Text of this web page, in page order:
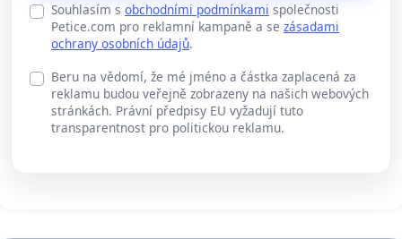
Souhlasím s obchodními podmínkami společnosti
Petice.com pro reklamní kampaně a se zásadami
ochrany osobních údajů.
Beru na vědomí, že mé jméno a částka zaplacená za
reklamu budou veřejně zobrazeny na našich webových
stránkách. Právní předpisy EU vyžadují tuto
transparentnost pro politickou reklamu.